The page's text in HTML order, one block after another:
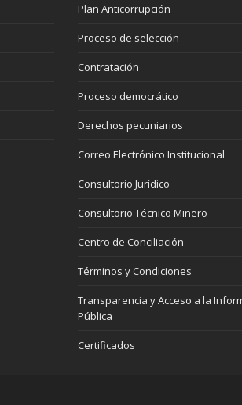
Plan Anticorrupción
Proceso de selección
Contratación
Proceso democrático
Derechos pecuniarios
Correo Electrónico Institucional
Consultorio Jurídico
Consultorio Técnico Minero
Centro de Conciliación
Términos y Condiciones
Transparencia y Acceso a la
Pública
Certificados